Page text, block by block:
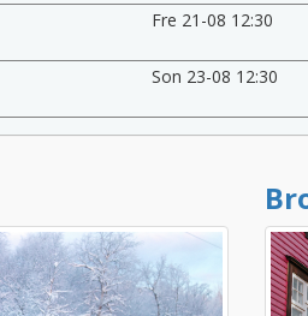
Fre 21-08 12:30
Son 23-08 12:30